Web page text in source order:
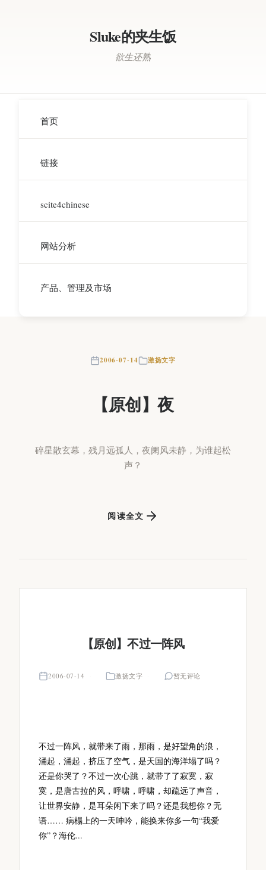
Sluke的夹生饭
欲生还熟
首页
链接
scite4chinese
网站分析
产品、管理及市场
2006-07-14 激扬文字
【原创】夜
碎星散玄幕，残月远孤人，夜阑风未静，为谁起松
声？
阅读全文
【原创】不过一阵风
2006-07-14 激扬文字 暂无评论
不过一阵风，就带来了雨，那雨，是好望角的浪，
涌起，涌起，挤压了空气，是天国的海洋塌了吗？
还是你哭了？不过一次心跳，就带了了寂寞，寂
寞，是唐古拉的风，呼啸，呼啸，却疏远了声音，
让世界安静，是耳朵闲下来了吗？还是我想你？无
语…… 病榻上的一天呻吟，能换来你多一句“我爱
你”？海伦...